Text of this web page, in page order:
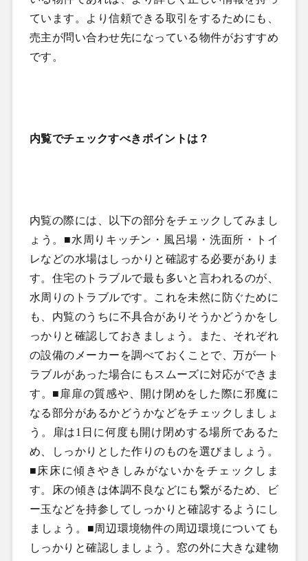
ています。より信頼できる取引をするためにも、
売主が問い合わせ先になっている物件がおすすめ
です。
内覧でチェックすべきポイントは？
内覧の際には、以下の部分をチェックしてみまし
ょう。■水周りキッチン・風呂場・洗面所・トイ
レなどの水場はしっかりと確認する必要がありま
す。住宅のトラブルで最も多いと言われるのが、
水周りのトラブルです。これを未然に防ぐために
も、内覧のうちに不具合がありそうかどうかをし
っかりと確認しておきましょう。また、それぞれ
の設備のメーカーを調べておくことで、万が一ト
ラブルがあった場合にもスムーズに対応ができま
す。■扉扉の質感や、開け閉めをした際に邪魔に
なる部分があるかどうかなどをチェックしましょ
う。扉は1日に何度も開け閉めする場所であるた
め、しっかりとした作りのものを選びましょう。
■床床に傾きやきしみがないかをチェックしま
す。床の傾きは体調不良などにも繋がるため、ビ
ー玉などを持参してしっかりと確認するようにし
ましょう。■周辺環境物件の周辺環境についても
しっかりと確認しましょう。窓の外に大きな建物